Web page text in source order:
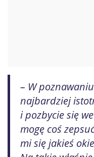
– W
najbardziej
i pozbycie się
mogę coś
mi się jakieś